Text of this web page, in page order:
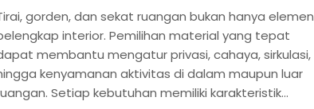
gorden, dan sekat ruangan bukan hanya elemen
interior. Pemilihan material yang tepat
membantu mengatur privasi, cahaya, sirkulasi,
kenyamanan aktivitas di dalam maupun luar
Setiap kebutuhan memiliki karakteristik…